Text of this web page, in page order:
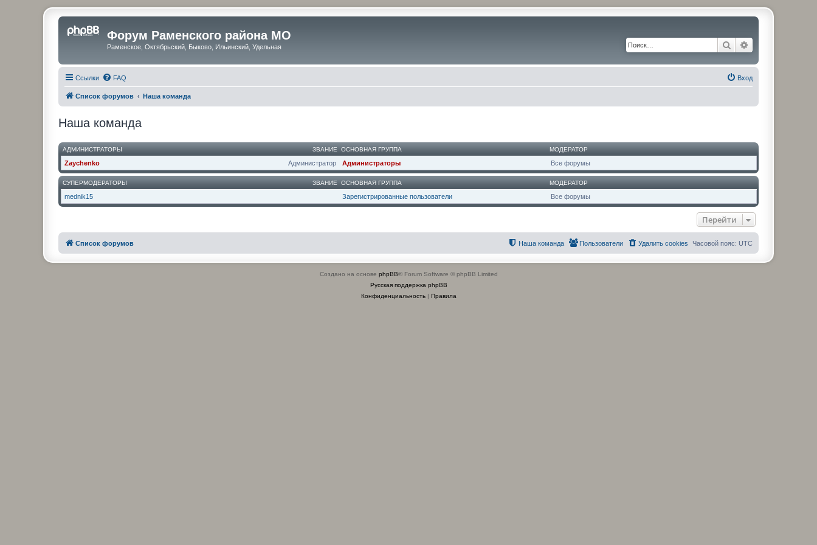
Форум Раменского района МО
Раменское, Октябрьский, Быково, Ильинский, Удельная Поиск
Ссылки FAQ Вход
Список форумов Наша команда
Наша команда
ЗВАНИЕ
АДМИНИСТРАТОРЫ ОСНОВНАЯ ГРУППА МОДЕРАТОР
Администратор
Zaychenko Администраторы Все форумы
ЗВАНИЕ
СУПЕРМОДЕРАТОРЫ ОСНОВНАЯ ГРУППА МОДЕРАТОР
mednik15 Зарегистрированные пользователи Все форумы
Перейти
Список форумов Часовой пояс: UTC
Удалить cookies
Пользователи
Наша команда
Создано на основе phpBB® Forum Software © phpBB Limited
Русская поддержка phpBB
Конфиденциальность| Правила